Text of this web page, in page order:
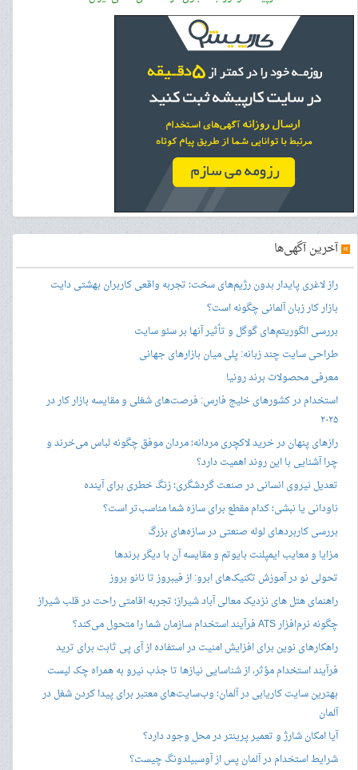
»آخرین آگهی‌ها
راز لاغری پایدار بدون رژیم‌های سخت؛ تجربه واقعی کاربران بهشتی دایت
بازار کار زبان آلمانی چگونه است؟
بررسی الگوریتم‌های گوگل و تأثیر آنها بر سئو سایت
طراحی سایت چند زبانه: پلی میان بازارهای جهانی
معرفی محصولات برند رونیا
استخدام در کشورهای خلیج فارس: فرصت‌های شغلی و مقایسه بازار کار در
۲۰۲۵
رازهای پنهان در خرید لاکچری مردانه؛ مردان موفق چگونه لباس می‌خرند و
چرا آشنایی با این روند اهمیت دارد؟
تعدیل نیروی انسانی در صنعت گردشگری؛ زنگ خطری برای آینده
ناودانی یا نبشی؛ کدام مقطع برای سازه شما مناسب‌تر است؟
بررسی کاربردهای لوله صنعتی در سازه‌های بزرگ
مزایا و معایب ایمپلنت بایوتم و مقایسه آن با دیگر برندها
تحولی نو در آموزش تکنیک‌های ابرو: از فیبروز تا نانو بروز
راهنمای هتل های نزدیک معالی آباد شیراز؛ تجربه اقامتی راحت در قلب شیراز
چگونه نرم‌افزار ATS فرآیند استخدام سازمان شما را متحول می‌کند؟
راهکارهای نوین برای افزایش امنیت در استفاده از آی پی ثابت برای ترید
فرآیند استخدام مؤثر، از شناسایی نیازها تا جذب نیرو به همراه چک لیست
بهترین سایت کاریابی در آلمان؛ وب‌سایت‌های معتبر برای پیدا کردن شغل در
آلمان
آیا امکان شارژ و تعمیر پرینتر در محل وجود دارد؟
شرایط استخدام در آلمان پس از آوسبیلدونگ چیست؟